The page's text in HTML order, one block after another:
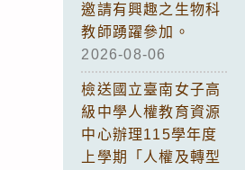
邀請有興趣之生物科
教師踴躍參加。
2026-08-06
檢送國立臺南女子高
級中學人權教育資源
中心辦理115學年度
上學期「人權及轉型